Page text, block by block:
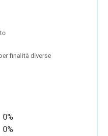
finalità diverse
0%
0%